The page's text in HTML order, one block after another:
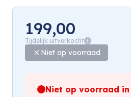
199,00
Tijdelijk uitverkocht
Niet op voorraad
Niet op voorraad in